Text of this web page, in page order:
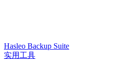
Hasleo Backup Suite
实用工具